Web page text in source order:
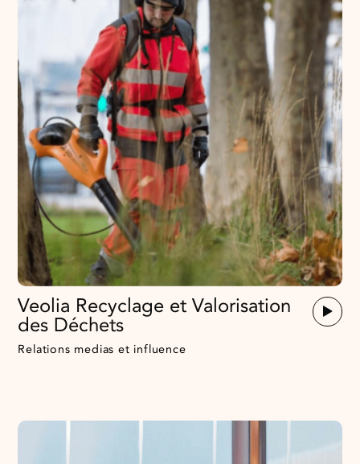
Veolia Recyclage et Valorisation
des Déchets
Relations medias et influence